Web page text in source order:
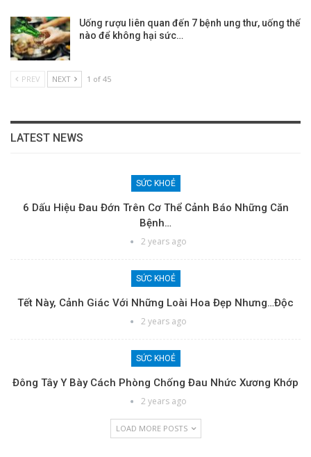
Uống rượu liên quan đến 7 bệnh ung thư, uống thế
nào để không hại sức…
PREV NEXT 1 of 45
LATEST NEWS
SỨC KHOẺ
6 Dấu Hiệu Đau Đớn Trên Cơ Thể Cảnh Báo Những Căn
Bệnh…
2 years ago
SỨC KHOẺ
Tết Này, Cảnh Giác Với Những Loài Hoa Đẹp Nhưng…độc
2 years ago
SỨC KHOẺ
Đông Tây Y Bày Cách Phòng Chống Đau Nhức Xương Khớp
2 years ago
LOAD MORE POSTS